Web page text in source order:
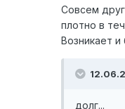
Совсем
плотно в
Возникает
долг...